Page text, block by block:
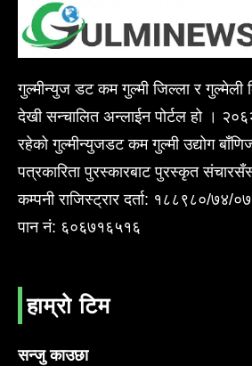
गुल्मीन्युज डट कम गुल्मी जिल्ला र गुल्मेली
देखी सन्चालित अन्लाईन पोर्टल हो ।
रहेको गुल्मीन्युजडट कम गुल्मी उद्योग
पत्रकारिता पुरस्कारबाट पुरस्कृत
कम्पनी राजिस्ट्रार दर्ता: १८८९८०/७४/
पान नं: ६०६७१६५१६
हाम्रो टिम
सन्जु काउछा